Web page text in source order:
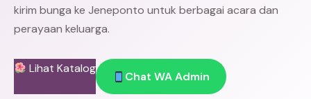
kirim bunga ke Jeneponto untuk berbagai acara dan
perayaan keluarga.
Lihat Katalog
Chat WA Admin